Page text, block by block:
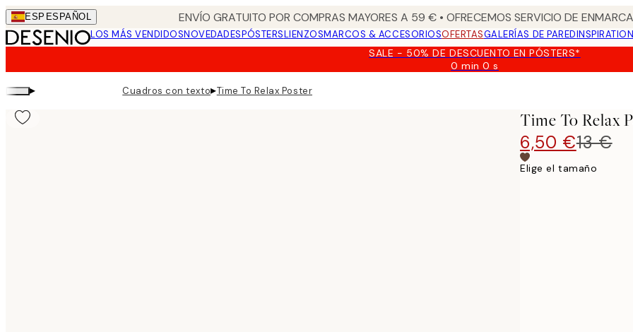
Skip
to
main
ESP ESPAÑOL ENVÍO GRATUITO POR COMPRAS MAYORES A 59 € • OFRECEMOS SERVICIO DE
LOS MÁS VENDIDOSNOVEDADESPÓSTERSLIENZOSMARCOS & ACCESORIOSOFERTASGALERÍAS DE PARED
SALE - 50% DE DESCUENTO EN PÓSTERS*
0 min0 s
Válido
▸ Cuadros con texto▸Time To Relax Poster
Time To Relax
6,50 €13 €
Elige el tamaño